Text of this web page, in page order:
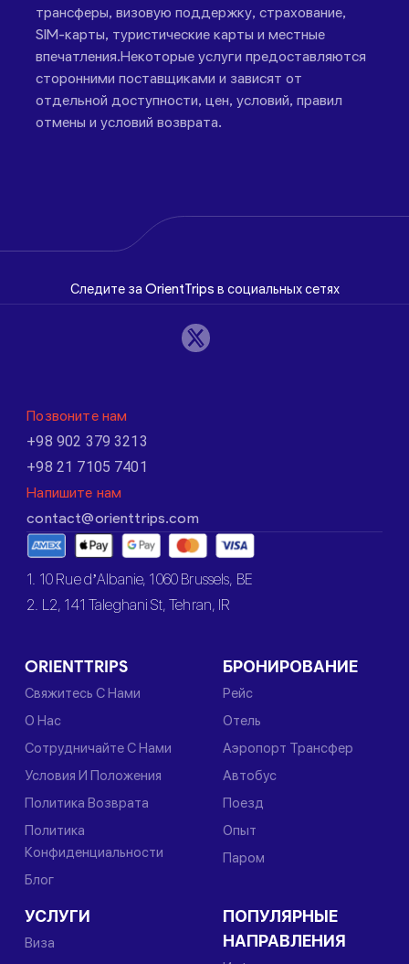
трансферы, визовую поддержку, страхование,
SIM-карты, туристические карты и местные
впечатления.Некоторые услуги предоставляются
сторонними поставщиками и зависят от
отдельной доступности, цен, условий, правил
отмены и условий возврата.
Следите за OrientTrips в социальных сетях
Позвоните нам
+98 902 379 3213
+98 21 7105 7401
Напишите нам
contact@orienttrips.com
1. 10 Rue d’Albanie, 1060 Brussels, BE
2. L2, 141 Taleghani St, Tehran, IR
ORIENTTRIPS
Свяжитесь С Нами
О Нас
Сотрудничайте С Нами
Условия И Положения
Политика Возврата
Политика
Конфиденциальности
Блог
БРОНИРОВАНИЕ
Рейс
Отель
Аэропорт Трансфер
Автобус
Поезд
Опыт
Паром
УСЛУГИ
Виза
ПОПУЛЯРНЫЕ
НАПРАВЛЕНИЯ